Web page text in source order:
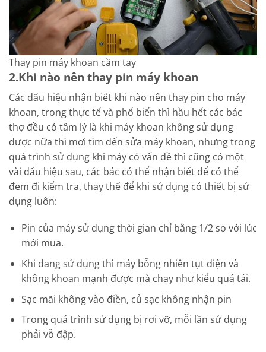
Thay pin máy khoan cầm tay
2.Khi nào nên thay pin máy khoan
Các dấu hiệu nhận biết khi nào nên thay pin cho máy
khoan, trong thực tế và phổ biến thì hầu hết các bác
thợ đều có tâm lý là khi máy khoan không sử dụng
được nữa thì mơi tìm đến sửa máy khoan, nhưng trong
quá trình sử dụng khi máy có vấn đề thì cũng có một
vài dấu hiệu sau, các bác có thể nhận biết để có thể
đem đi kiểm tra, thay thế để khi sử dụng có thiết bị sử
dụng luôn:
Pin của máy sử dụng thời gian chỉ bằng 1/2 so với lúc
mới mua.
Khi đang sử dụng thì máy bỗng nhiên tụt điện và
không khoan mạnh được mà chạy như kiểu quá tải.
Sạc mãi không vào điền, củ sạc không nhận pin
Trong quá trình sử dụng bị rơi vỡ, mỗi lần sử dụng
phải vỗ đập.